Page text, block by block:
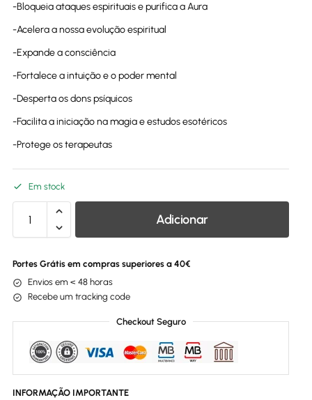
-Bloqueia ataques espirituais e purifica a Aura
-Acelera a nossa evolução espiritual
-Expande a consciência
-Fortalece a intuição e o poder mental
-Desperta os dons psíquicos
-Facilita a iniciação na magia e estudos esotéricos
-Protege os terapeutas
Em stock
Adicionar
Portes Grátis em compras superiores a 40€
Envios em < 48 horas
Recebe um tracking code
Checkout Seguro
INFORMAÇÃO IMPORTANTE